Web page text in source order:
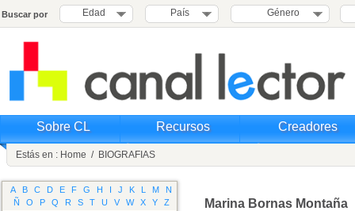
Buscar por Edad País Género
Sobre CL Recursos Creadores
Estás en : Home / BIOGRAFIAS
A B C D E F G H I J K L M
N
Ñ
O P Q R S T U V W X Y Z Marina Bornas Montaña